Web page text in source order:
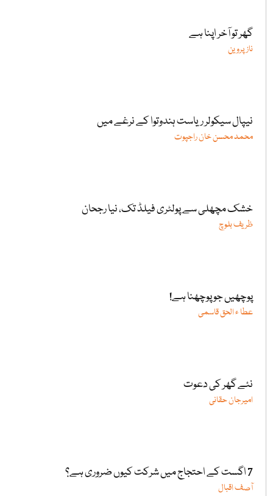
گھر تو آخر اپنا ہے
ناز پروین
نیپال سیکولر ریاست ہندوتوا کے نرغے میں
محمد محسن خان راجپوت
خشک مچھلی سے پولٹری فیلڈ تک، نیا رجحان
ظریف بلوچ
پوچھیں جو پوچھنا ہے!
عطا ء الحق قاسمی
نئے گھر کی دعوت
امیرجان حقانی
7 اگست کے احتجاج میں شرکت کیوں ضروری ہے؟
آصف اقبال